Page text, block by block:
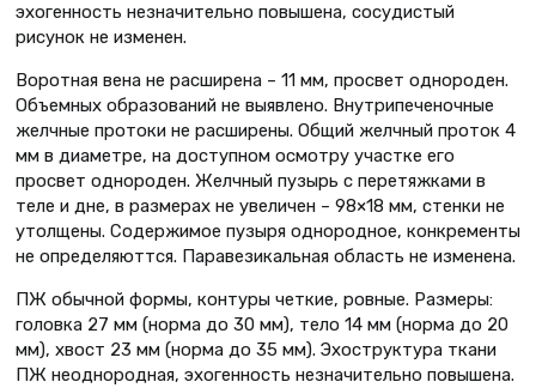
эхогенность незначительно повышена, сосудистый
рисунок не изменен.
Воротная вена не расширена – 11 мм, просвет однороден.
Объемных образований не выявлено. Внутрипеченочные
желчные протоки не расширены. Общий желчный проток 4
мм в диаметре, на доступном осмотру участке его
просвет однороден. Желчный пузырь с перетяжками в
теле и дне, в размерах не увеличен – 98×18 мм, стенки не
утолщены. Содержимое пузыря однородное, конкременты
не определяюттся. Паравезикальная область не изменена.
ПЖ обычной формы, контуры четкие, ровные. Размеры:
головка 27 мм (норма до 30 мм), тело 14 мм (норма до 20
мм), хвост 23 мм (норма до 35 мм). Эхоструктура ткани
ПЖ неоднородная, эхогенность незначительно повышена.